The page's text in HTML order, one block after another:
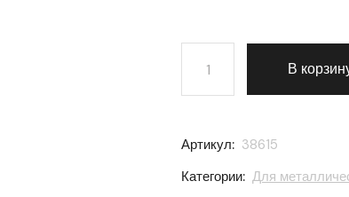
Количество товара
В
Артикул: 38615
Категории: Для